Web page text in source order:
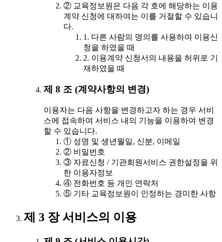
② 교육정보원은 다음 각 호에 해당하는 이용
계약 신청에 대하여는 이를 거절할 수 있습니
다.
1. 다른 사람의 명의를 사용하여 이용신
청을 하였을 때
2. 이용계약 신청서의 내용을 허위로 기
재하였을 때
제 8 조 (계약사항의 변경)
이용자는 다음 사항을 변경하고자 하는 경우 서비
스에 접속하여 서비스 내의 기능을 이용하여 변경
할 수 있습니다.
① 성명 및 생년월일, 신분, 이메일
② 비밀번호
③ 자료신청 / 기관회원서비스 권한설정을 위
한 이용자정보
④ 전화번호 등 개인 연락처
⑤ 기타 교육정보원이 인정하는 경미한 사항
제 3 장 서비스의 이용